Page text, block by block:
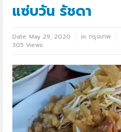
แซ่บวัน รัชดา
Date: May 29, 2020 in:กรุงเทพ
305 Views